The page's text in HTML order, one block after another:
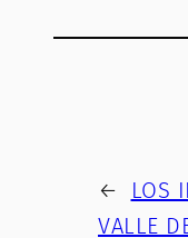
←
LOS
VALLE